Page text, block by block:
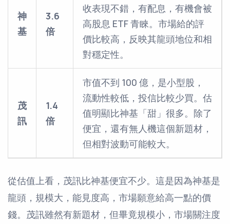
神
基
3.6
倍
收表現不錯，有配息，有機會被
高股息 ETF 青睞。市場給的評
價比較高，反映其龍頭地位和相
對穩定性。
茂
訊
1.4
倍
市值不到 100 億，是小型股，
流動性較低，投信比較少買。估
值明顯比神基「甜」很多。除了
便宜，還有無人機這個新題材，
但相對波動可能較大。
從估值上看，茂訊比神基便宜不少。這是因為神基是
龍頭，規模大，能見度高，市場願意給高一點的價
錢。茂訊雖然有新題材，但畢竟規模小，市場關注度